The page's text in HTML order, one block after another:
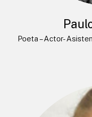
Poeta – Actor-